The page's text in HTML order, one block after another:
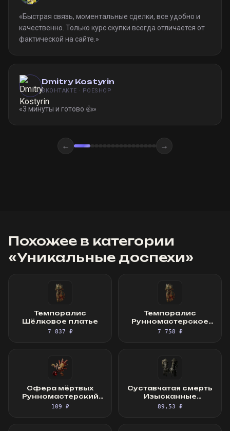
«Быстрая связь, моментальные сделки, все удобно и
качественно. Только курс скупки всегда отличается от
фактической на сайте. »
Dmitry Kostyrin
ВКОНТАКТЕ · POESHOP
«3 минуты и готово 👍»
← →
Похожее в категории
«Уникальные доспехи»
Темпоралис
Шёлковое платье
7 837 ₽
Темпоралис
Рунномастерское
Шёлковое платье
7 758 ₽
Сфера мёртвых
Рунномастерский
Священный фокус
109 ₽
Суставчатая смерть
Изысканные
перчатки
89,53 ₽